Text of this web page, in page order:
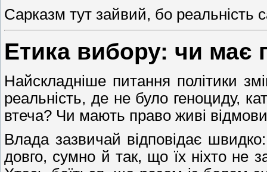
Сарказм тут зайвий, бо реальність
Етика вибору: чи має
Найскладніше питання політики
реальність, де не було геноциду,
втеча? Чи мають право живі
Влада зазвичай відповідає
довго, сумно й так, що їх ніхто не